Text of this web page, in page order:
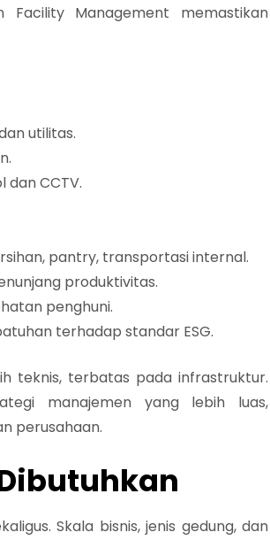
Facility Management memastikan
utilitas.
dan CCTV.
pantry, transportasi internal.
produktivitas.
penghuni.
terhadap standar ESG.
teknis, terbatas pada infrastruktur.
manajemen yang lebih luas,
perusahaan.
Skala bisnis, jenis gedung, dan